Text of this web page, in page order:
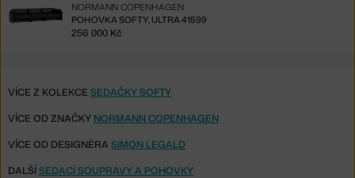
POHOVKA SOFTY, ULTRA 41599
NORMANN COPENHAGEN
256 000 Kč
VÍCE Z KOLEKCE SEDAČKY SOFTY
VÍCE OD ZNAČKY NORMANN COPENHAGEN
VÍCE OD DESIGNÉRA SIMON LEGALD
DALŠÍSEDACÍ SOUPRAVY A POHOVKY